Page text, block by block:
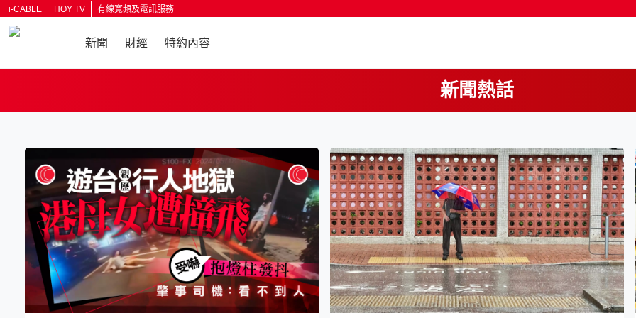
i-CABLE HOY TV 有線寬頻及電訊服務
新聞 財經 特約內容
新聞熱話
按輸入鍵開始搜尋